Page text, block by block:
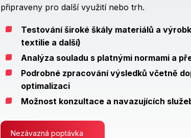
připraveny pro další využití nebo trh.
Testování široké škály materiálů a
textilie a další)
Analýza souladu s platnými normami a
Podrobné zpracování výsledků včetně
optimalizaci
Možnost konzultace a navazujících
Nezávazná poptávka